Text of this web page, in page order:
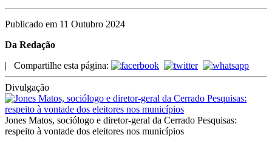
Publicado em 11 Outubro 2024
Da Redação
| Compartilhe esta página:
Divulgação
Jones Matos, sociólogo e diretor-geral da Cerrado Pesquisas:
respeito à vontade dos eleitores nos municípios